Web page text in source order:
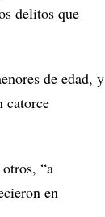
delitos que
de edad, y
catorce
“a
en